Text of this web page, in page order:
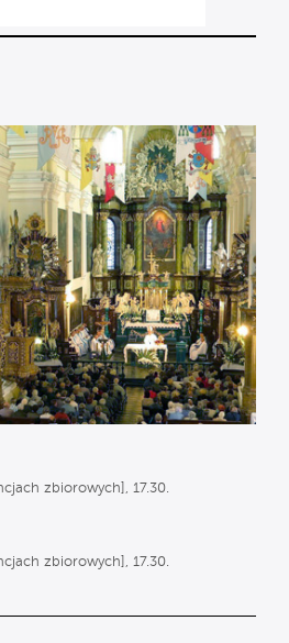
zbiorowych], 17.30.
zbiorowych], 17.30.